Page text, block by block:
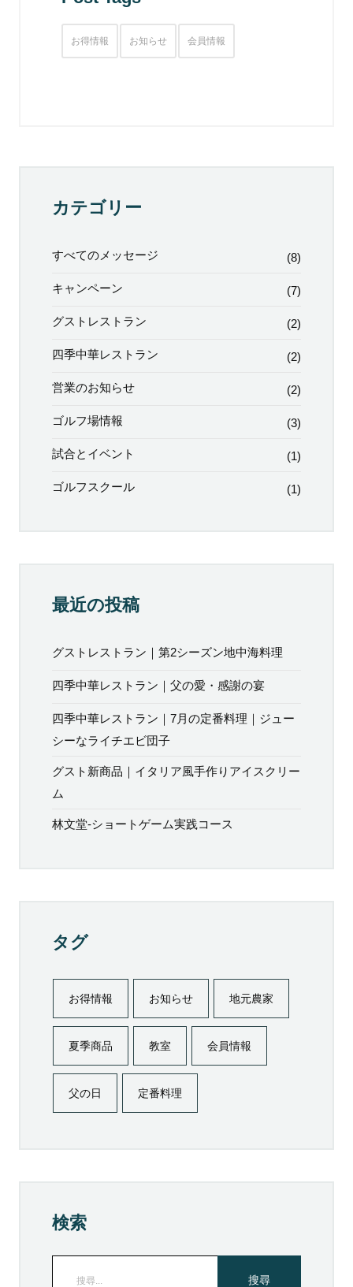
お得情報 お知らせ 会員情報
カテゴリー
すべてのメッセージ (8)
キャンペーン (7)
グストレストラン (2)
四季中華レストラン (2)
営業のお知らせ (2)
ゴルフ場情報 (3)
試合とイベント (1)
ゴルフスクール (1)
最近の投稿
グストレストラン｜第2シーズン地中海料理
四季中華レストラン｜父の愛・感謝の宴
四季中華レストラン｜7月の定番料理｜ジュー
シーなライチエビ団子
グスト新商品｜イタリア風手作りアイスクリー
ム
林文堂-ショートゲーム実践コース
タグ
お得情報 お知らせ 地元農家
夏季商品 教室 会員情報
父の日 定番料理
検索